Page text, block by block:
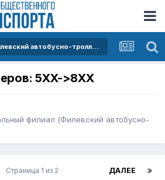
Центральный филиал (Филевский автобусно-троллейбусный парк)
5XX->8XX
филиал (Филевский автобусно-
ДАЛЕЕ
Страница 1 из 2